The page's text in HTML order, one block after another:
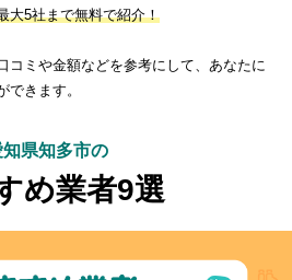
大5社まで無料で紹介！
コミや金額などを参考にして、あなたに
できます。
知県知多市の
め業者9選